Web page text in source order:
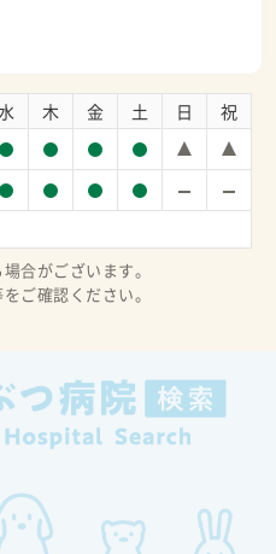
木 金 土 日 祝
合がございます。
ご確認ください。